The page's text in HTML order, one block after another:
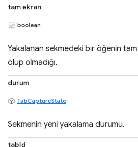
tam ekran
boolean
Yakalanan sekmedeki bir öğenin
olup olmadığı.
durum
TabCaptureState
Sekmenin yeni yakalama durumu.
tabId